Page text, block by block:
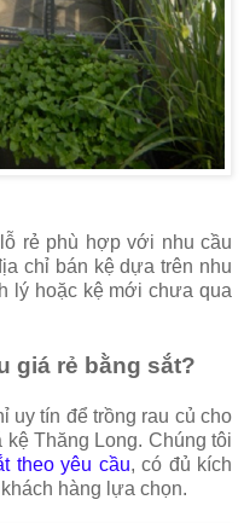
rẻ phù hợp với nhu cầu
chỉ bán kệ dựa trên nhu
lý hoặc kệ mới chưa qua
giá rẻ bằng sắt?
uy tín để trồng rau củ cho
Thăng Long. Chúng tôi
theo yêu cầu, có đủ kích
hàng lựa chọn.